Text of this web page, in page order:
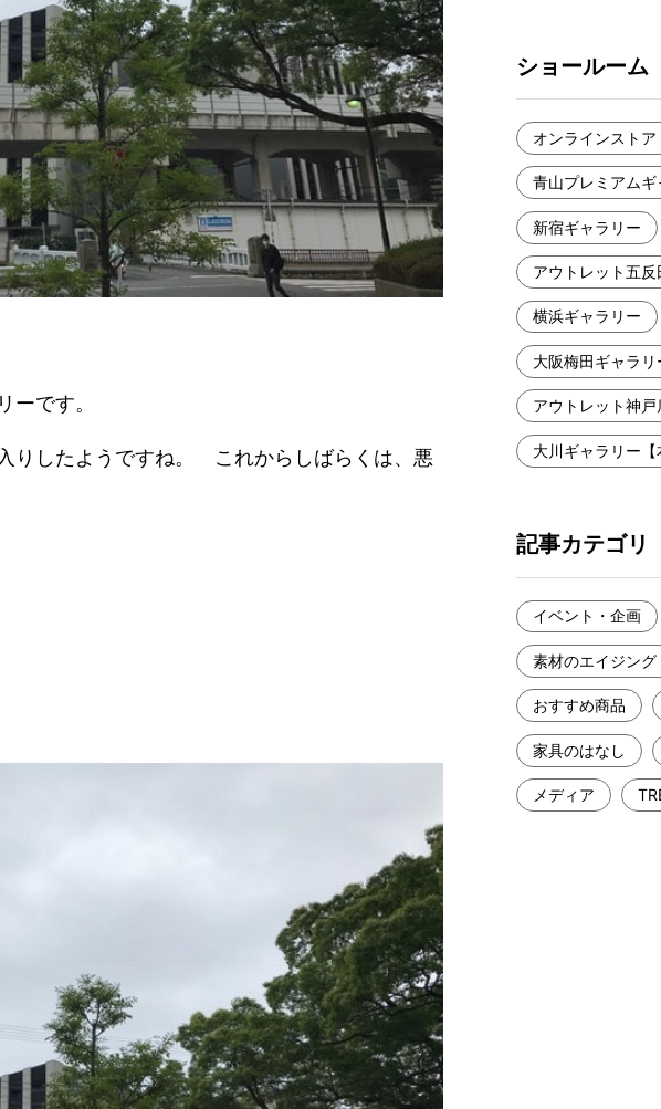
ーです。
りしたようですね。 これからしばらくは、悪
ショールーム
オンラインストア
青山プレミアムギ
新宿ギャラリー
アウトレット五反
横浜ギャラリー
大阪梅田ギャラリ
アウトレット神戸
大川ギャラリー【
記事カテゴリ
イベント・企画
素材のエイジング
おすすめ商品
家具のはなし
メディア